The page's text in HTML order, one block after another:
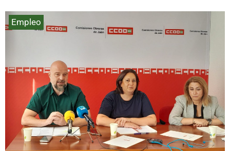
Empleo